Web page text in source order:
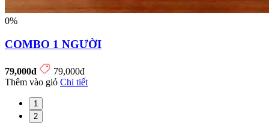
0%
COMBO 1 NGƯỜI
79,000đ
79,000đ
Thêm vào giỏ Chi tiết
1
2